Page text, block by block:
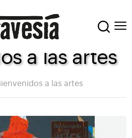
a las artes
a las artes